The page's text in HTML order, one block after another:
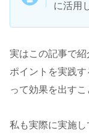
に活用
実はこの記事で
ポイントを実践
って効果を出すこ
私も実際に実施